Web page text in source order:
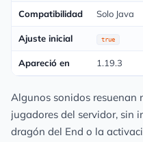
Compatibilidad Solo Java
Ajuste inicial true
Apareció en 1.19.3
Algunos sonidos resuenan
jugadores del servidor, sin
dragón del End o la